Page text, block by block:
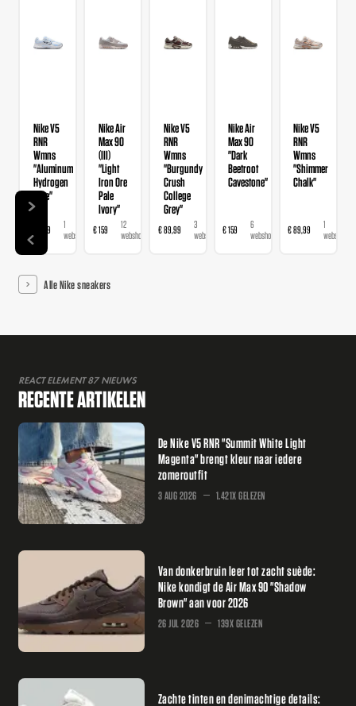
Nike V5
RNR
Wmns
"Aluminum
Hydrogen
Blue"
€ 89,99
1
webshop
Nike Air
Max 90
(III)
"Light
Iron Ore
Pale
Ivory"
€ 159
12
webshops
Nike V5
RNR
Wmns
"Burgundy
Crush
College
Grey"
€ 89,99
3
webshops
Nike Air
Max 90
"Dark
Beetroot
Cavestone"
€ 159
6
webshops
Nike V5
RNR
Wmns
"Shimmer
Chalk"
€ 89,99
1
webshop
Alle Nike sneakers
REACT ELEMENT 87 NIEUWS
RECENTE ARTIKELEN
De Nike V5 RNR "Summit White Light
Magenta" brengt kleur naar iedere
zomeroutfit
3 AUG 2026 1.421X GELEZEN
Van donkerbruin leer tot zacht suède:
Nike kondigt de Air Max 90 "Shadow
Brown" aan voor 2026
26 JUL 2026 139X GELEZEN
Zachte tinten en denimachtige details: